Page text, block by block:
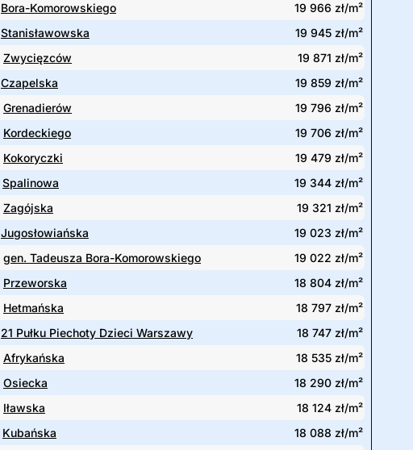
Bora-Komorowskiego
19 966 zł/m²
Stanisławowska
19 945 zł/m²
Zwycięzców
19 871 zł/m²
Czapelska
19 859 zł/m²
Grenadierów
19 796 zł/m²
Kordeckiego
19 706 zł/m²
Kokoryczki
19 479 zł/m²
Spalinowa
19 344 zł/m²
Zagójska
19 321 zł/m²
Jugosłowiańska
19 023 zł/m²
gen. Tadeusza Bora-Komorowskiego
19 022 zł/m²
Przeworska
18 804 zł/m²
Hetmańska
18 797 zł/m²
21 Pułku Piechoty Dzieci Warszawy
18 747 zł/m²
Afrykańska
18 535 zł/m²
Osiecka
18 290 zł/m²
Iławska
18 124 zł/m²
Kubańska
18 088 zł/m²